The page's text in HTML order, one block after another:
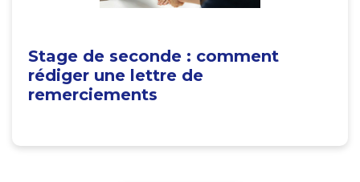
Stage de seconde : comment
rédiger une lettre de
remerciements